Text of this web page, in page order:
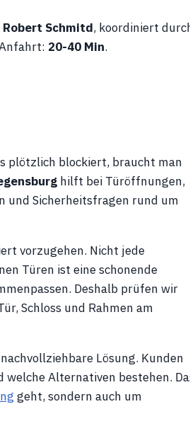
Schmitd, koordiniert
20-40 Min.
plötzlich blockiert, braucht man
hilft bei Türöffnungen,
und Sicherheitsfragen rund um
vorzugehen. Nicht jede
Türen ist eine schonende
Deshalb prüfen wir
Schloss und Rahmen am
Lösung. Kunden
Alternativen bestehen.
geht, sondern auch um